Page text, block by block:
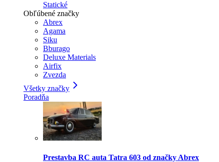
Statické
Obľúbené značky
Abrex
Agama
Siku
Bburago
Deluxe Materials
Airfix
Zvezda
Všetky značky
Poradňa
Prestavba RC auta Tatra 603 od značky Abrex